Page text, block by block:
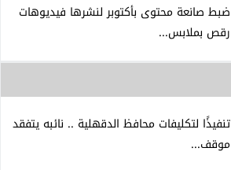
ضبط صانعة محتوى بأكتوبر لنشرها فيديوهات
رقص بملابس...
تنفيذًا لتكليفات محافظ الدقهلية .. نائبه يتفقد
موقف...